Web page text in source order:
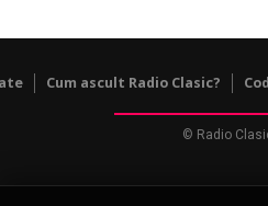
Cum ascult Radio Clasic?
© Radio